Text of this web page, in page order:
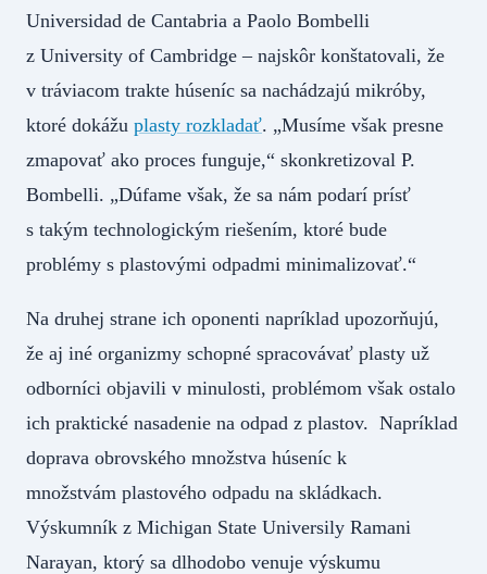
Universidad de Cantabria a Paolo Bombelli
z University of Cambridge – najskôr konštatovali, že
v tráviacom trakte húseníc sa nachádzajú mikróby,
ktoré dokážu plasty rozkladať. „Musíme však presne
zmapovať ako proces funguje,“ skonkretizoval P.
Bombelli. „Dúfame však, že sa nám podarí prísť
s takým technologickým riešením, ktoré bude
problémy s plastovými odpadmi minimalizovať.“
Na druhej strane ich oponenti napríklad upozorňujú,
že aj iné organizmy schopné spracovávať plasty už
odborníci objavili v minulosti, problémom však ostalo
ich praktické nasadenie na odpad z plastov. Napríklad
doprava obrovského množstva húseníc k
množstvám plastového odpadu na skládkach.
Výskumník z Michigan State Universily Ramani
Narayan, ktorý sa dlhodobo venuje výskumu